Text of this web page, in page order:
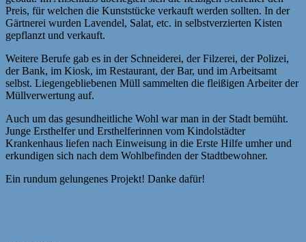
Preis, für welchen die Kunststücke verkauft werden sollten. In der
Gärtnerei wurden Lavendel, Salat, etc. in selbstverzierten Kisten
gepflanzt und verkauft.
Weitere Berufe gab es in der Schneiderei, der Filzerei, der Polizei,
der Bank, im Kiosk, im Restaurant, der Bar, und im Arbeitsamt
selbst. Liegengebliebenen Müll sammelten die fleißigen Arbeiter der
Müllverwertung auf.
Auch um das gesundheitliche Wohl war man in der Stadt bemüht.
Junge Ersthelfer und Ersthelferinnen vom Kindolstädter
Krankenhaus liefen nach Einweisung in die Erste Hilfe umher und
erkundigen sich nach dem Wohlbefinden der Stadtbewohner.
Ein rundum gelungenes Projekt! Danke dafür!